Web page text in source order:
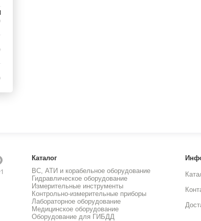
Каталог
ВС, АТИ и корабельное оборудование
Гидравлическое оборудование
Измерительные инструменты
Контрольно-измерительные приборы
Лабораторное оборудование
Медицинское оборудование
Оборудование для ГИБДД